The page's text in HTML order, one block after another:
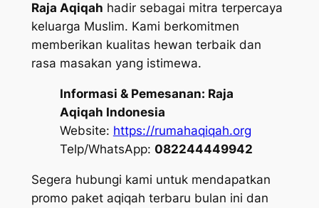
Raja Aqiqah hadir sebagai mitra terpercaya
keluarga Muslim. Kami berkomitmen
memberikan kualitas hewan terbaik dan
rasa masakan yang istimewa.
Informasi & Pemesanan: Raja
Aqiqah Indonesia
Website: https://rumahaqiqah.org
Telp/WhatsApp: 082244449942
Segera hubungi kami untuk mendapatkan
promo paket aqiqah terbaru bulan ini dan